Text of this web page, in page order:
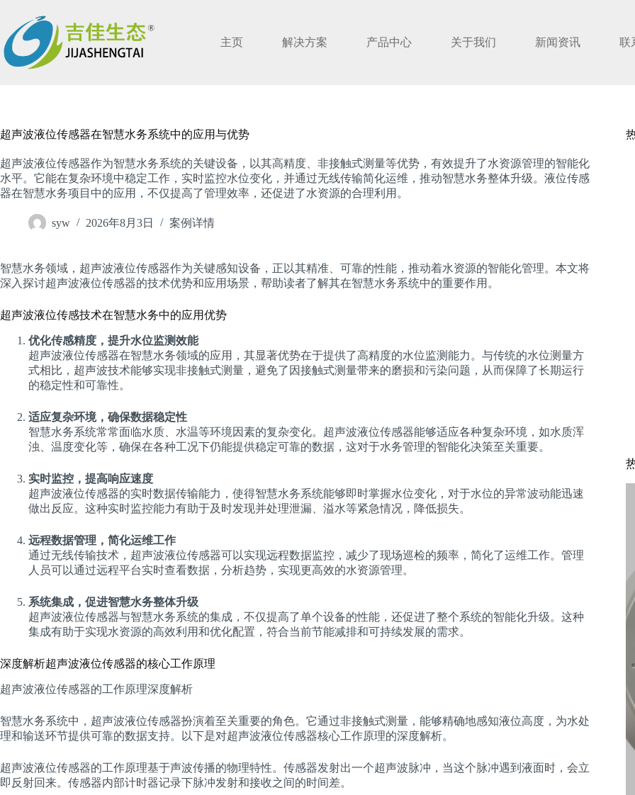
内
容
主页 解决方案 产品中心 关于我们 新闻资讯 联
超声波液位传感器在智慧水务系统中的应用与优势
超声波液位传感器作为智慧水务系统的关键设备，以其高精度、非接触式测量等优势，有效提升了水资源管理的智能化
水平。它能在复杂环境中稳定工作，实时监控水位变化，并通过无线传输简化运维，推动智慧水务整体升级。液位传感
器在智慧水务项目中的应用，不仅提高了管理效率，还促进了水资源的合理利用。
syw 2026年8月3日 案例详情
智慧水务领域，超声波液位传感器作为关键感知设备，正以其精准、可靠的性能，推动着水资源的智能化管理。本文将
深入探讨超声波液位传感器的技术优势和应用场景，帮助读者了解其在智慧水务系统中的重要作用。
超声波液位传感技术在智慧水务中的应用优势
优化传感精度，提升水位监测效能
超声波液位传感器在智慧水务领域的应用，其显著优势在于提供了高精度的水位监测能力。与传统的水位测量方
式相比，超声波技术能够实现非接触式测量，避免了因接触式测量带来的磨损和污染问题，从而保障了长期运行
的稳定性和可靠性。
适应复杂环境，确保数据稳定性
智慧水务系统常常面临水质、水温等环境因素的复杂变化。超声波液位传感器能够适应各种复杂环境，如水质浑
浊、温度变化等，确保在各种工况下仍能提供稳定可靠的数据，这对于水务管理的智能化决策至关重要。
实时监控，提高响应速度
超声波液位传感器的实时数据传输能力，使得智慧水务系统能够即时掌握水位变化，对于水位的异常波动能迅速
做出反应。这种实时监控能力有助于及时发现并处理泄漏、溢水等紧急情况，降低损失。
远程数据管理，简化运维工作
通过无线传输技术，超声波液位传感器可以实现远程数据监控，减少了现场巡检的频率，简化了运维工作。管理
人员可以通过远程平台实时查看数据，分析趋势，实现更高效的水资源管理。
系统集成，促进智慧水务整体升级
超声波液位传感器与智慧水务系统的集成，不仅提高了单个设备的性能，还促进了整个系统的智能化升级。这种
集成有助于实现水资源的高效利用和优化配置，符合当前节能减排和可持续发展的需求。
深度解析超声波液位传感器的核心工作原理
超声波液位传感器的工作原理深度解析
智慧水务系统中，超声波液位传感器扮演着至关重要的角色。它通过非接触式测量，能够精确地感知液位高度，为水处
理和输送环节提供可靠的数据支持。以下是对超声波液位传感器核心工作原理的深度解析。
超声波液位传感器的工作原理基于声波传播的物理特性。传感器发射出一个超声波脉冲，当这个脉冲遇到液面时，会立
即反射回来。传感器内部计时器记录下脉冲发射和接收之间的时间差。